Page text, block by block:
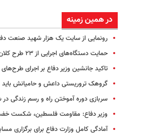
در همین زمینه
رونمایی از سایت یک هزار شهید صنعت
حمایت دستگاه‌های اجرایی از ۲۳ طرح کلان ملی؛ جزئیات خصوصی‌سازی پژوهشگاه‌ها
تاکید جانشین وزیر دفاع بر ‌‌اجرای
گروهک تروریستی داعش و حامیانش باید
سربازی دوره آموختن راه و رسم زندگی
وزیر دفاع: مقاومت فلسطین، شکست
آمادگی کامل وزارت دفاع برای برگزاری